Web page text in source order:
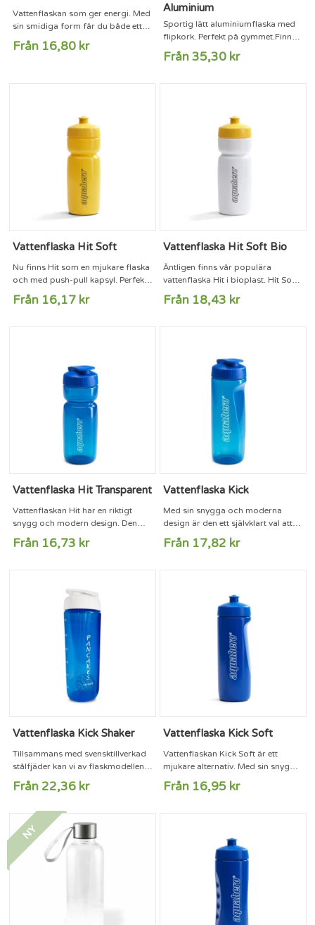
Vattenflaskan som ger energi. Med
sin smidiga form får du både ett
bra grepp och en snyggoch
modern flaska. Detta är flaskan för
6.Livsmedelsgodkänd och BPA-
fri.Mått: 600 ml. Höjd: 210 mm.
Max tryckyta: 35 x 120 mm.
Från 16,80 kr
Aluminium
Sportig lätt aluminiumflaska med
flipkork. Perfekt på gymmet.Finns i
4 färger.
Från 35,30 kr
Vattenflaska Hit Soft
Nu finns Hit som en mjukare flaska
och med push-pull kapsyl. Perfekt
för den som är aktiv och vill
använda flaskan när man är igång.
vattenflaskan Hit använda den
väldigt generösa tryckytan till att
marknadsföra just ditt varumärke.
Från 16,17 kr
Vattenflaska Hit Soft Bio
Äntligen finns vår populära
vattenflaska Hit i bioplast. Hit Soft
bio är precis som namnet säger en
mjukare flaska i bioplast. Den
mm. Max tryckyta: 90 x 211 mm.
Från 18,43 kr
Vattenflaska Hit Transparent
Vattenflaskan Hit har en riktigt
snygg och modern design. Den
passar perfekt till gymmet, till
kontoret, i flaskhållaren på cykeln
stor tryckyta. Utnyttja den för att
förmedla just ditt unika budskap!
Finns i transparenta färger.
Levereras med en vit eller svart...
Från 16,73 kr
Vattenflaska Kick
Med sin snygga och moderna
design är den ett självklart val att
ha på gymmet, till kontoret eller i
flaskhållaren på cykeln.
Livsmedelsgodkänd och BPA-fri.
Mått: 700 ml. Höjd 220 mm. Max
tryckyta: 156 x 140 mm.
Från 17,82 kr
Vattenflaska Kick Shaker
Tillsammans med svensktillverkad
stålfjäder kan vi av flaskmodellen
KICK nu erbjuda en komplett
shaker. Använd våra färdiga
konstruera en proteinshaker eller
varför inte en magisk shaker för
pannkakor, bli fri från onödigt spill
och kladd! Livsmedelsgodkänd
Från 22,36 kr
Vattenflaska Kick Soft
Vattenflaskan Kick Soft är ett
mjukare alternativ. Med sin snygga
och moderna design är den ett
självklart val att ha på gymmet, till
orange eller blå färg.
Livsmedelsgodkänd och BPA-fri.
tryckyta: 156 x 140 mm.
Från 16,95 kr
NY